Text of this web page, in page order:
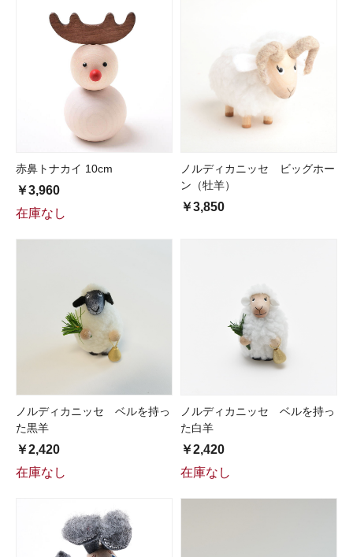
赤鼻トナカイ 10cm
￥3,960
在庫なし
ノルディカニッセ ビッグホー
ン（牡羊）
￥3,850
ノルディカニッセ ベルを持っ
た黒羊
￥2,420
在庫なし
ノルディカニッセ ベルを持っ
た白羊
￥2,420
在庫なし